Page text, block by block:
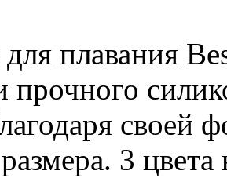
плавания
прочного
своей
3